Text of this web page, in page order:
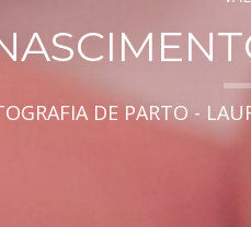
DE PARTO -